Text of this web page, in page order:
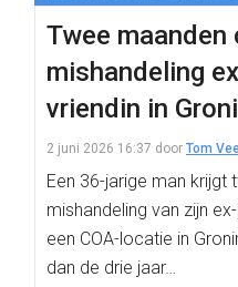
Twee maanden
mishandeling
vriendin in
2 juni 2026 16:37 door Tom
Een 36-jarige man
mishandeling van zijn
een COA-locatie in
dan de drie jaar…